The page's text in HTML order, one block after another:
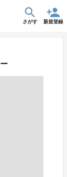
さがす 新規登録